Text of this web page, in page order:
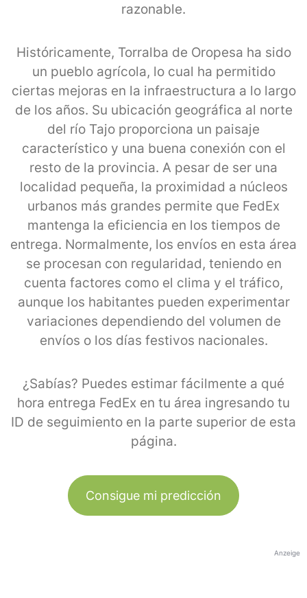
razonable.
Históricamente, Torralba de Oropesa ha sido
un pueblo agrícola, lo cual ha permitido
ciertas mejoras en la infraestructura a lo largo
de los años. Su ubicación geográfica al norte
del río Tajo proporciona un paisaje
característico y una buena conexión con el
resto de la provincia. A pesar de ser una
localidad pequeña, la proximidad a núcleos
urbanos más grandes permite que FedEx
mantenga la eficiencia en los tiempos de
entrega. Normalmente, los envíos en esta área
se procesan con regularidad, teniendo en
cuenta factores como el clima y el tráfico,
aunque los habitantes pueden experimentar
variaciones dependiendo del volumen de
envíos o los días festivos nacionales.
¿Sabías? Puedes estimar fácilmente a qué
hora entrega FedEx en tu área ingresando tu
ID de seguimiento en la parte superior de esta
página.
Consigue mi predicción
Anzeige